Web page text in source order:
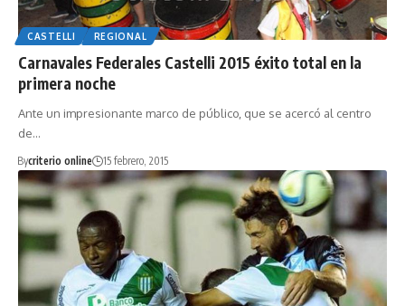
CASTELLI REGIONAL
Carnavales Federales Castelli 2015 éxito total en la
Ante un impresionante marco de público, que se acercó al centro
de…
Bycriterio online 15 febrero, 2015